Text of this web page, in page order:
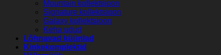
Mountain kollektsioon
Signature kollektsioon
Galaxy kollektsioon
Keha udud
Lõhnavad küünlad
Kinkekomplektid